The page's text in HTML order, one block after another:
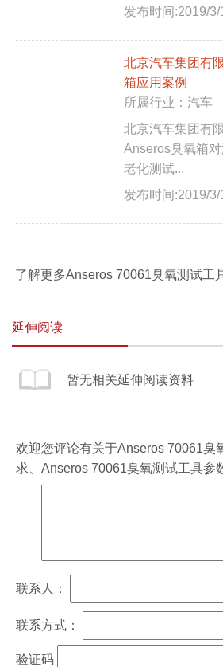
发布时间:2019/
北京汽车集团有
箱应用案例
所属行业：汽车
北京汽车集团有
Anseros臭氧箱
老化测试...
发布时间:2019/
了解更多Anseros 70061臭氧测试工
延伸阅读
暂无相关延伸阅读资料
欢迎您评论有关于Anseros 70061臭
求、 Anseros 70061臭氧测试工具参
联系人：
联系方式：
验证码